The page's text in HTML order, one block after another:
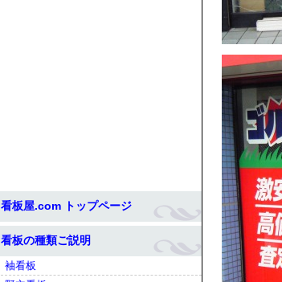
看板屋.com トップページ
看板の種類ご説明
袖看板